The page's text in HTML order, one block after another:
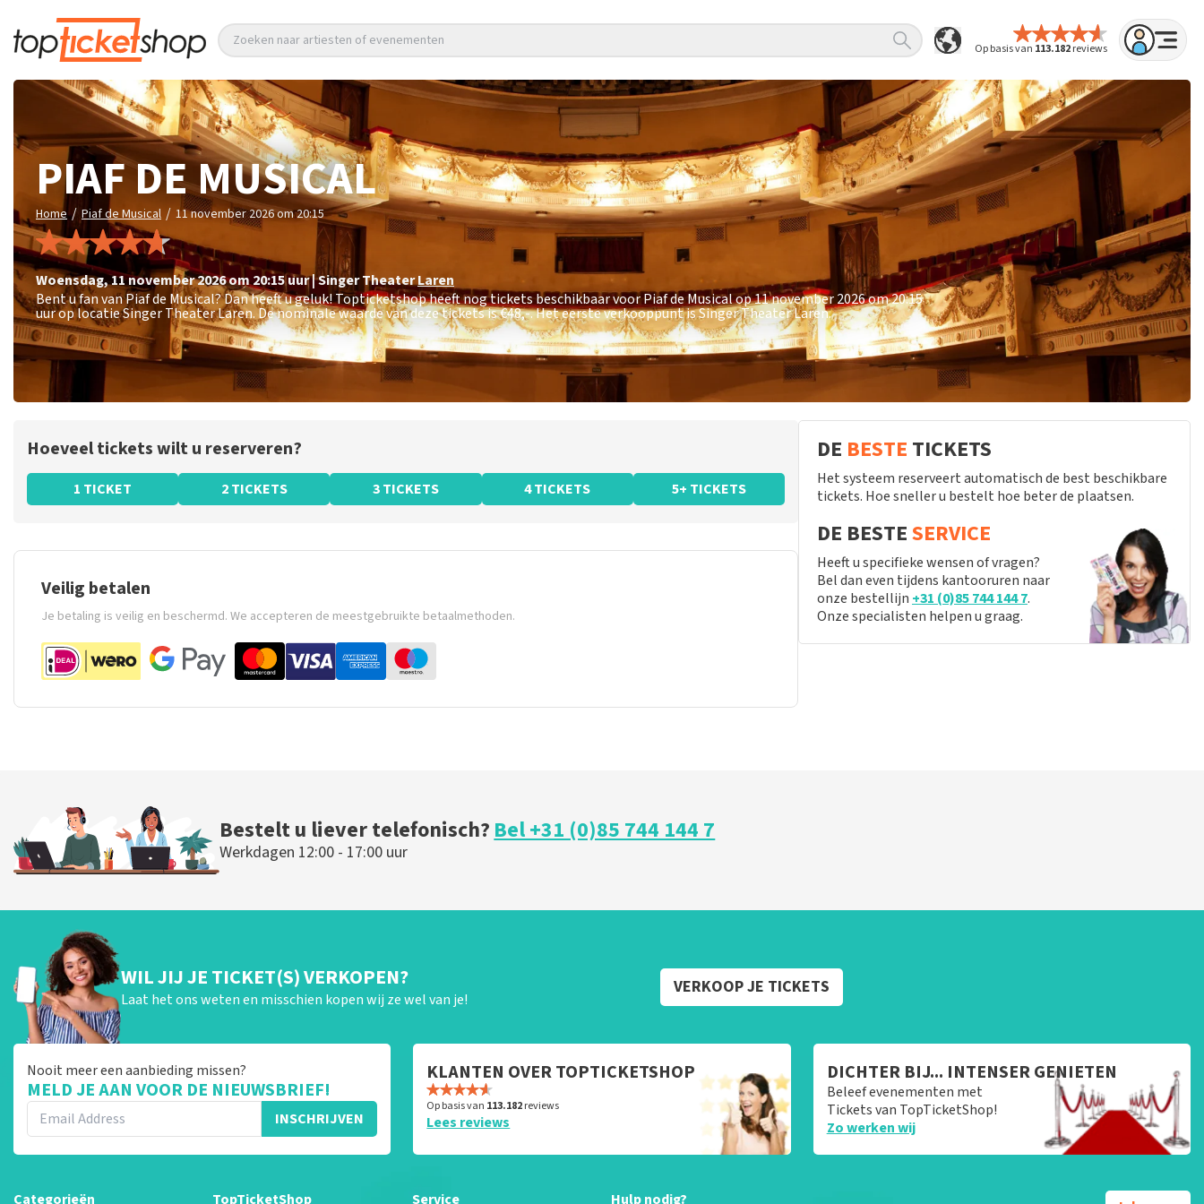
Op basis van 113.182reviews
Zoeken naar artiesten of evenementen
PIAF DE MUSICAL
Home / Piaf de Musical / 11 november 2026 om 20:15
woensdag,11 november 2026 om 20:15uur|Singer TheaterLaren
Bent u fan van Piaf de Musical? Dan heeft u geluk! Topticketshop heeft nog tickets beschikbaar voor Piaf de Musical op 11 november 2026 om 20:15
uur op locatie Singer Theater Laren. De nominale waarde van deze tickets is€48,-. Het eerste verkooppunt is Singer Theater Laren.
Hoeveel tickets wilt u reserveren?
1 TICKET 2 TICKETS 3 TICKETS 4 TICKETS 5+ TICKETS
Veilig betalen
Je betaling is veilig en beschermd. We accepteren de meestgebruikte betaalmethoden.
DE BESTE TICKETS
Het systeem reserveert automatisch de best beschikbare
tickets. Hoe sneller u bestelt hoe beter de plaatsen.
DE BESTESERVICE
Heeft u specifieke wensen of vragen?
Bel dan even tijdens kantooruren naar
onze bestellijn +31 (0)85 744 144 7.
Onze specialisten helpen u graag.
Bestelt u liever telefonisch?Bel +31 (0)85 744 144 7
Werkdagen 12:00 - 17:00 uur
WIL JIJ JE TICKET(S) VERKOPEN?
Laat het ons weten en misschien kopen wij ze wel van je!
VERKOOP JE TICKETS
Nooit meer een aanbieding missen?
MELD JE AAN VOOR DE NIEUWSBRIEF!
INSCHRIJVEN
KLANTEN OVER TOPTICKETSHOP
Op basis van 113.182reviews
Lees reviews
DICHTER BIJ... INTENSER GENIETEN
Beleef evenementen met
Tickets van TopTicketShop!
Zo werken wij
Categorieën TopTicketShop Service Hulp nodig?